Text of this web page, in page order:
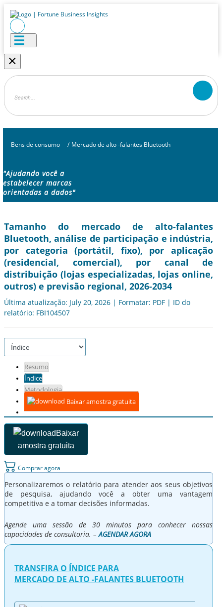
×
Bens de consumo / Mercado de alto -falantes Bluetooth
"Ajudando você a
estabelecer marcas
orientadas a dados"
Tamanho do mercado de alto-falantes
Bluetooth, análise de participação e indústria,
por categoria (portátil, fixo), por aplicação
(residencial, comercial), por canal de
distribuição (lojas especializadas, lojas online,
outros) e previsão regional, 2026-2034
Última atualização: July 20, 2026 | Formatar: PDF | ID do
relatório: FBI104507
Resumo
Índice
Metodologia
Baixar amostra gratuita
Baixar
amostra gratuita
Comprar agora
Personalizaremos o relatório para atender aos seus objetivos
de pesquisa, ajudando você a obter uma vantagem
competitiva e a tomar decisões informadas.
Agende uma sessão de 30 minutos para conhecer nossas
capacidades de consultoria. –AGENDAR AGORA
TRANSFIRA O ÍNDICE PARA
MERCADO DE ALTO -FALANTES BLUETOOTH